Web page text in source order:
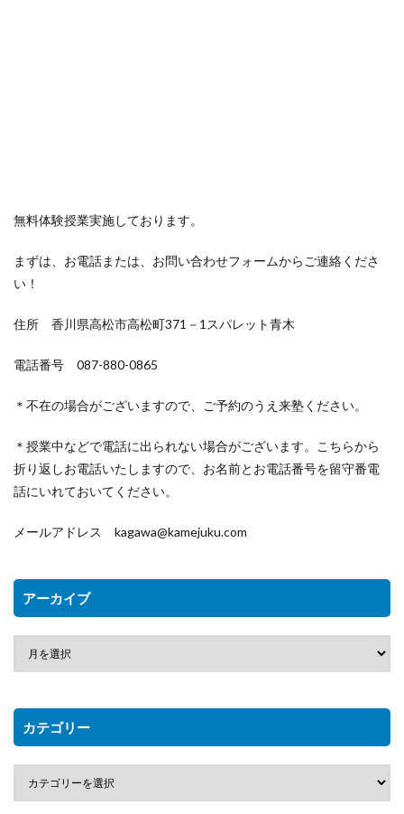
無料体験授業実施しております。
まずは、お電話または、お問い合わせフォームからご連絡くださ
い！
住所 香川県高松市高松町371－1スパレット青木
電話番号 087-880-0865
＊不在の場合がございますので、ご予約のうえ来塾ください。
＊授業中などで電話に出られない場合がございます。こちらから
折り返しお電話いたしますので、お名前とお電話番号を留守番電
話にいれておいてください。
メールアドレス kagawa@kamejuku.com
アーカイブ
カテゴリー